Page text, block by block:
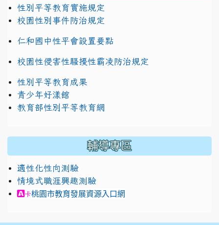
性別平等教育實施規定
校園性別事件防治規定
仁和國中性平會設置要點
校園性侵害性騷擾性霸凌防治規定
性別平等教育成果
青少年好漾館
教育部性別平等教育網
輔導專區
適性化性向測驗
情境式職涯興趣測驗
link to https://exam.career.ntnu.edu.tw/cit/
卡桃園市教育發展資源入口網